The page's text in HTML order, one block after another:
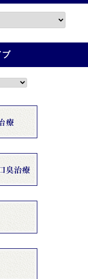
ブ